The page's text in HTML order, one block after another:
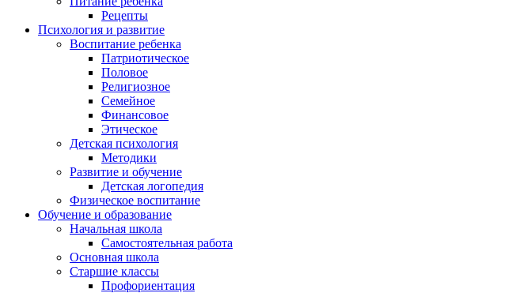
Рецепты
Психология и развитие
Воспитание ребенка
Патриотическое
Половое
Религиозное
Семейное
Финансовое
Этическое
Детская психология
Методики
Развитие и обучение
Детская логопедия
Физическое воспитание
Обучение и образование
Начальная школа
Самостоятельная работа
Основная школа
Старшие классы
Профориентация